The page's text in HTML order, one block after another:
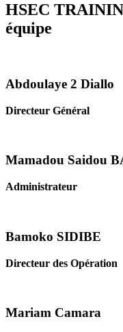
HSEC
équipe
Abdoulaye 2 Diallo
Directeur Général
Mamadou Saidou
Administrateur
Bamoko SIDIBE
Directeur des Opération
Mariam Camara